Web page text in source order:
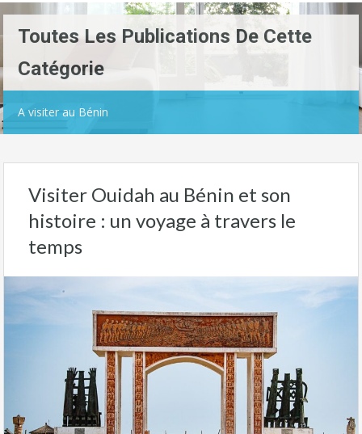
Toutes Les Publications De Cette
Catégorie
A visiter au Bénin
Visiter Ouidah au Bénin et son
histoire : un voyage à travers le
temps